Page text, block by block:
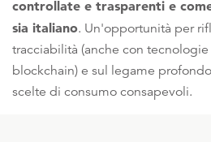
controllate e trasparenti e
sia italiano. Un'opportunità per
tracciabilità (anche con
blockchain) e sul legame
scelte di consumo consapevoli.